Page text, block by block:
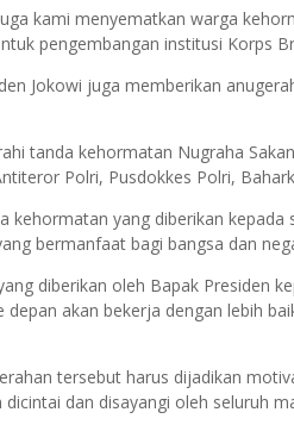
kami menyematkan warga
pengembangan institusi Korps
Jokowi juga memberikan
tanda kehormatan Nugraha
Polri, Pusdokkes Polri,
kehormatan yang diberikan
bermanfaat bagi bangsa dan
diberikan oleh Bapak Presiden
depan akan bekerja dengan lebih
tersebut harus dijadikan
dan disayangi oleh seluruh